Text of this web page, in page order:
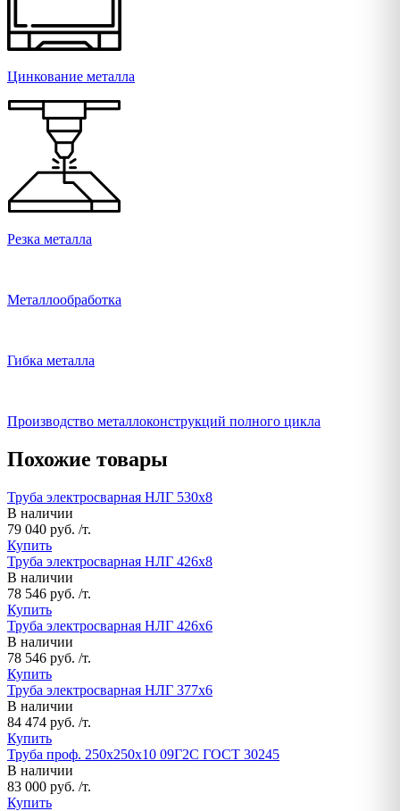
Цинкование металла
Резка металла
Металлообработка
Гибка металла
Производство металлоконструкций полного цикла
Похожие товары
Труба электросварная НЛГ 530х8
В наличии
79 040 руб. /т.
Купить
Труба электросварная НЛГ 426х8
В наличии
78 546 руб. /т.
Купить
Труба электросварная НЛГ 426х6
В наличии
78 546 руб. /т.
Купить
Труба электросварная НЛГ 377х6
В наличии
84 474 руб. /т.
Купить
Труба проф. 250х250х10 09Г2С ГОСТ 30245
В наличии
83 000 руб. /т.
Купить